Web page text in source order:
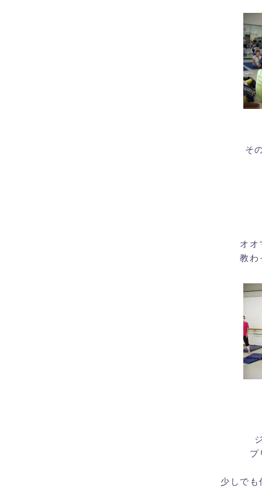
そ
オオ
教わ
プ
少しで